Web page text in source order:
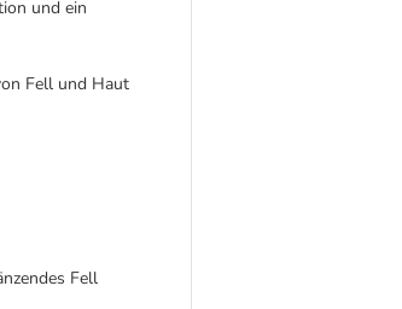
und ein
Fell und Haut
Fell